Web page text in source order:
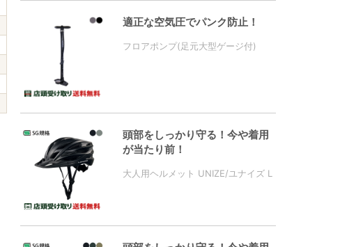
適正な空気圧でパンク防止！
フロアポンプ(足元大型ゲージ付)
頭部をしっかり守る！今や着用
が当たり前！
大人用ヘルメット UNIZE/ユナイズ L